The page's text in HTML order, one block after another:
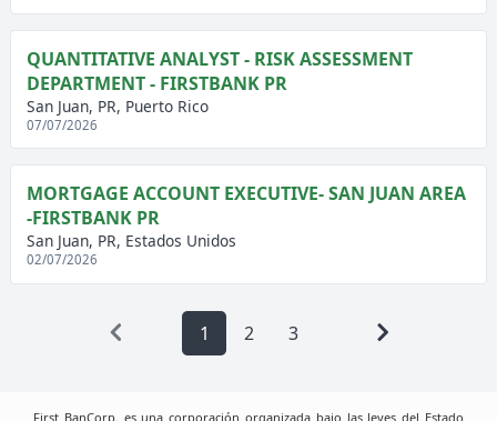
QUANTITATIVE ANALYST - RISK ASSESSMENT
DEPARTMENT - FIRSTBANK PR
San Juan, PR, Puerto Rico
07/07/2026
MORTGAGE ACCOUNT EXECUTIVE- SAN JUAN AREA
-FIRSTBANK PR
San Juan, PR, Estados Unidos
02/07/2026
1 2 3
First BanCorp. es una corporación organizada bajo las leyes del Estado